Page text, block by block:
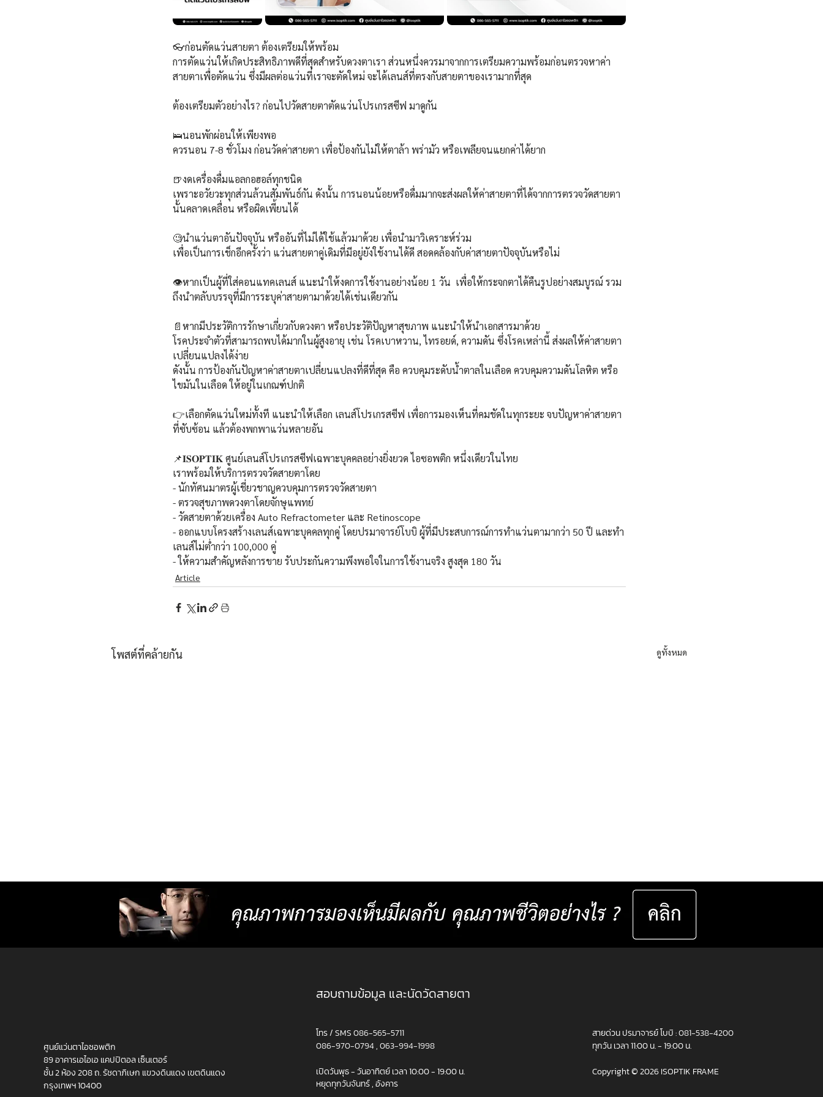
👓ก่อนตัดแว่นสายตา ต้องเตรียมให้พร้อม
การตัดแว่นให้เกิดประสิทธิภาพดีที่สุดสำหรับดวงตาเรา ส่วนหนึ่งควรมาจากการเตรียมความพร้อมก่อนตรวจหาค่า
สายตาเพื่อตัดแว่น ซึ่งมีผลต่อแว่นที่เราจะตัดใหม่ จะได้เลนส์ที่ตรงกับสายตาของเรามากที่สุด
ต้องเตรียมตัวอย่างไร? ก่อนไปวัดสายตาตัดแว่นโปรเกรสซีฟ มาดูกัน
🛌นอนพักผ่อนให้เพียงพอ
ควรนอน 7-8 ชั่วโมง ก่อนวัดค่าสายตา เพื่อป้องกันไม่ให้ตาล้า พร่ามัว หรือเพลียจนแยกค่าได้ยาก
🍺งดเครื่องดื่มแอลกอฮอล์ทุกชนิด
เพราะอวัยวะทุกส่วนล้วนสัมพันธ์กัน ดังนั้น การนอนน้อยหรือดื่มมากจะส่งผลให้ค่าสายตาที่ได้จากการตรวจวัดสายตา
นั้นคลาดเคลื่อน หรือผิดเพี้ยนได้
🧐นำแว่นตาอันปัจจุบัน หรืออันที่ไม่ได้ใช้แล้วมาด้วย เพื่อนำมาวิเคราะห์ร่วม
เพื่อเป็นการเช็กอีกครั้งว่า แว่นสายตาคู่เดิมที่มีอยู่ยังใช้งานได้ดี สอดคล้องกับค่าสายตาปัจจุบันหรือไม่
👁️หากเป็นผู้ที่ใส่คอนแทคเลนส์ แนะนำให้งดการใช้งานอย่างน้อย 1 วัน  เพื่อให้กระจกตาได้คืนรูปอย่างสมบูรณ์ รวม
ถึงนำตลับบรรจุที่มีการระบุค่าสายตามาด้วยได้เช่นเดียวกัน
📄หากมีประวัติการรักษาเกี่ยวกับดวงตา หรือประวัติปัญหาสุขภาพ แนะนำให้นำเอกสารมาด้วย
โรคประจำตัวที่สามารถพบได้มากในผู้สูงอายุ เช่น โรคเบาหวาน, ไทรอยด์, ความดัน ซึ่งโรคเหล่านี้ ส่งผลให้ค่าสายตา
เปลี่ยนแปลงได้ง่าย
ดังนั้น การป้องกันปัญหาค่าสายตาเปลี่ยนแปลงที่ดีที่สุด คือ ควบคุมระดับน้ำตาลในเลือด ควบคุมความดันโลหิต หรือ
ไขมันในเลือด ให้อยู่ในเกณฑ์ปกติ
👉เลือกตัดแว่นใหม่ทั้งที แนะนำให้เลือก เลนส์โปรเกรสซีฟ เพื่อการมองเห็นที่คมชัดในทุกระยะ จบปัญหาค่าสายตา
ที่ซับซ้อน แล้วต้องพกพาแว่นหลายอัน
📌𝐈𝐒𝐎𝐏𝐓𝐈𝐊 ศูนย์เลนส์โปรเกรสซีฟเฉพาะบุคคลอย่างยิ่งยวด ไอซอพติก หนึ่งเดียวในไทย
เราพร้อมให้บริการตรวจวัดสายตาโดย
- นักทัศนมาตรผู้เชี่ยวชาญควบคุมการตรวจวัดสายตา
- ตรวจสุขภาพดวงตาโดยจักษุแพทย์
- วัดสายตาด้วยเครื่อง Auto Refractometer และ Retinoscope
- ออกแบบโครงสร้างเลนส์เฉพาะบุคคลทุกคู่ โดยปรมาจารย์โบบิ ผู้ที่มีประสบการณ์การทำแว่นตามากว่า 50 ปี และทำ
เลนส์ไม่ต่ำกว่า 100,000 คู่
- ให้ความสำคัญหลังการขาย รับประกันความพึงพอใจในการใช้งานจริง สูงสุด 180 วัน
Article
โพสต์ที่คล้ายกัน ดูทั้งหมด
มองอะไรก็ชัดสบายตาไม่ต้อง
“ แว่นตาที่ดีที่สุด และเหมาะสม
ตัวไม่เหมือนใคร
การมองเห็นที่ชัด ไม่ได้เกิดจาก
ศูนย์แว่นตาไอซอพติก
89 อาคารเอไอเอ แคปปิตอล เซ็นเตอร์
ชั้น 2 ห้อง 208 ถ. รัชดาภิเษก แขวงดินแดง เขตดินแดง
กรุงเทพฯ 10400
สอบถามข้อมูล และนัดวัดสายตา
โทร / SMS086-565-5711
086-970-0794,063-994-1998
เปิดวันพุธ - วันอาทิตย์ เวลา 10:00 - 19:00 น.
หยุดทุกวันจันทร์ , อังคาร
สายด่วน ปรมาจารย์ โบบิ :081-538-4200
ทุกวัน เวลา 11:00 น. - 19:00 น.
Copyright © 2026 ISOPTIK FRAME